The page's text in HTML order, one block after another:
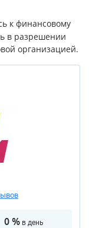
к финансовому
в разрешении
организацией.
0 %в день